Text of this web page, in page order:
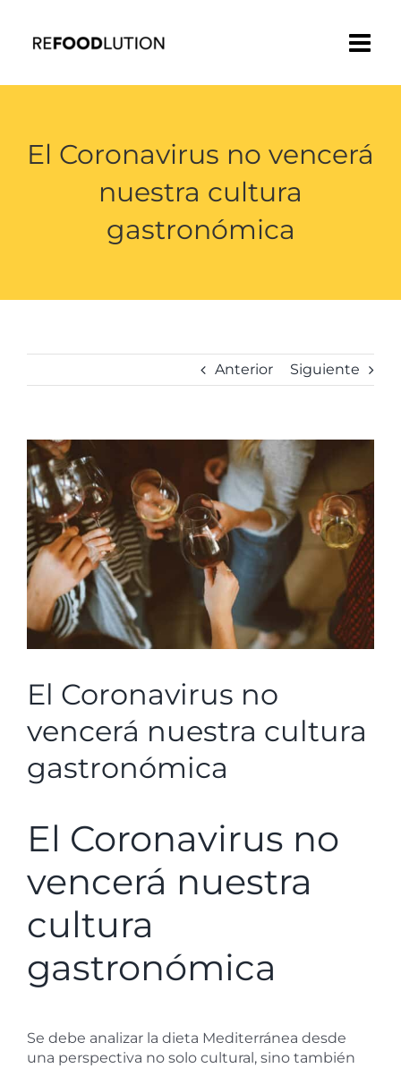
contenido
El Coronavirus no vencerá
nuestra cultura
gastronómica
Anterior Siguiente
Ver
imagen
más
grande
El Coronavirus no
vencerá nuestra cultura
gastronómica
El Coronavirus no
vencerá nuestra
cultura
gastronómica
Se debe analizar la dieta Mediterránea desde
una perspectiva no solo cultural, sino también